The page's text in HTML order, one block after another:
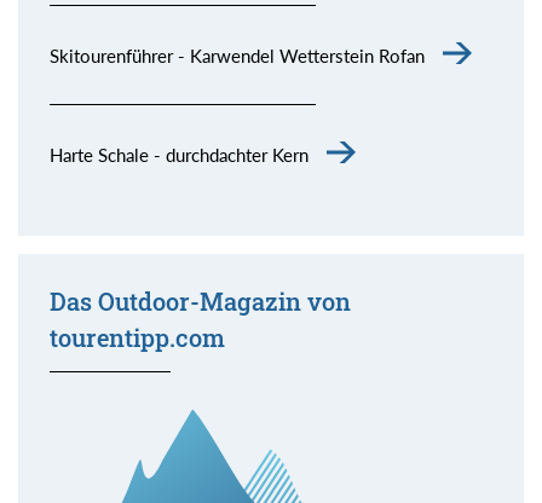
Skitourenführer - Karwendel Wetterstein Rofan
Harte Schale - durchdachter Kern
Das Outdoor-Magazin von
tourentipp.com